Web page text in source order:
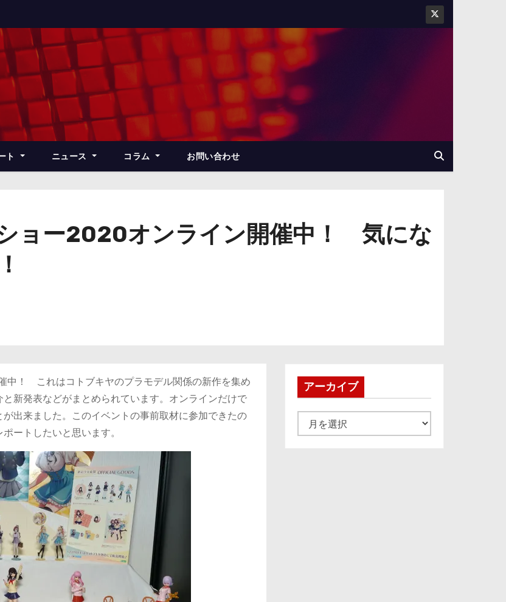
ト ニュース コラム お問い合わせ
ョー2020オンライン開催中！ 気にな
中！ これはコトブキヤのプラモデル関係の新作を集め
新発表などがまとめられています。オンラインだけで
出来ました。このイベントの事前取材に参加できたの
ートしたいと思います。
アーカイブ
ー